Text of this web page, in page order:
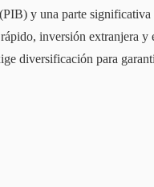
y una parte significativa
inversión extranjera y
diversificación para